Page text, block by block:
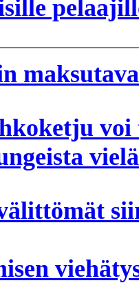
voi